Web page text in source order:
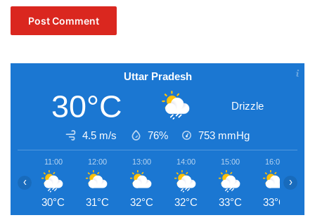
Uttar Pradesh
30°C Drizzle
4.5 m/s 76% 753 mmHg
11:00
30°C
12:00
31°C
13:00
32°C
14:00
32°C
15:00
33°C
16:00
33°C
‹ ›